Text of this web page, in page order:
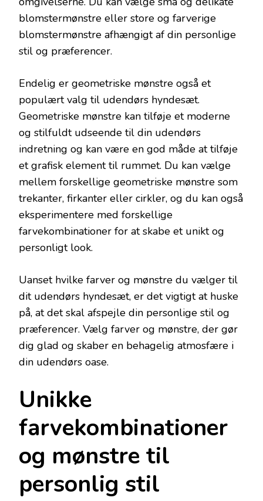
blomstermønstre eller store og farverige
blomstermønstre afhængigt af din personlige
stil og præferencer.
Endelig er geometriske mønstre også et
populært valg til udendørs hyndesæt.
Geometriske mønstre kan tilføje et moderne
og stilfuldt udseende til din udendørs
indretning og kan være en god måde at tilføje
et grafisk element til rummet. Du kan vælge
mellem forskellige geometriske mønstre som
trekanter, firkanter eller cirkler, og du kan også
eksperimentere med forskellige
farvekombinationer for at skabe et unikt og
personligt look.
Uanset hvilke farver og mønstre du vælger til
dit udendørs hyndesæt, er det vigtigt at huske
på, at det skal afspejle din personlige stil og
præferencer. Vælg farver og mønstre, der gør
dig glad og skaber en behagelig atmosfære i
din udendørs oase.
Unikke
farvekombinationer
og mønstre til
personlig stil